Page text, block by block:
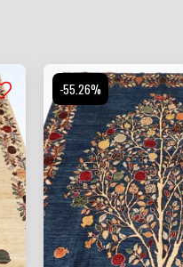
-55.26%